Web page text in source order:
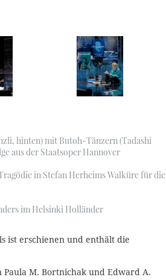
hinten) mit Butoh-Tänzern (Tadashi
aus der Staatsoper Hannover
in Stefan Herheims Walküre für die
im Helsinki Holländer
ist erschienen und enthält die
M. Bortnichak und Edward A.